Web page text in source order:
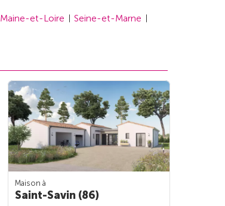
Maine-et-Loire
Seine-et-Marne
Maison à
Saint-Savin (86)